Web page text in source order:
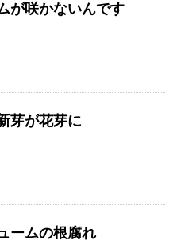
が咲かないんです
芽が花芽に
ームの根腐れ